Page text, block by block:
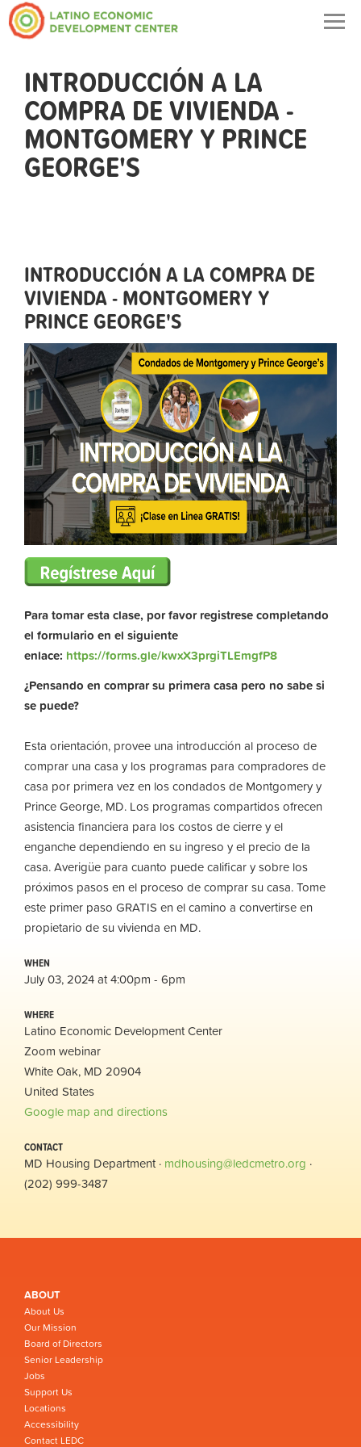
INTRODUCCIÓN A LA
COMPRA DE VIVIENDA -
MONTGOMERY Y PRINCE
GEORGE'S
INTRODUCCIÓN A LA COMPRA DE
VIVIENDA - MONTGOMERY Y
PRINCE GEORGE'S
Para tomar esta clase, por favor registrese completando
el formulario en el siguiente
enlace: https://forms.gle/kwxX3prgiTLEmgfP8
¿Pensando en comprar su primera casa pero no sabe si
se puede?
Esta orientación, provee una introducción al proceso de
comprar una casa y los programas para compradores de
casa por primera vez en los condados de Montgomery y
Prince George, MD. Los programas compartidos ofrecen
asistencia financiera para los costos de cierre y el
enganche dependiendo en su ingreso y el precio de la
casa. Averigüe para cuanto puede calificar y sobre los
próximos pasos en el proceso de comprar su casa. Tome
este primer paso GRATIS en el camino a convertirse en
propietario de su vivienda en MD.
WHEN
July 03, 2024 at 4:00pm - 6pm
WHERE
Latino Economic Development Center
Zoom webinar
White Oak, MD 20904
United States
Google map and directions
CONTACT
MD Housing Department · mdhousing@ledcmetro.org ·
(202) 999-3487
ABOUT
About Us
Our Mission
Board of Directors
Senior Leadership
Jobs
Support Us
Locations
Accessibility
Contact LEDC